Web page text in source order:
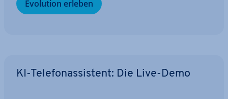
Evolution erleben
KI-Te­le­fon­as­sis­tent: Die Live-Demo